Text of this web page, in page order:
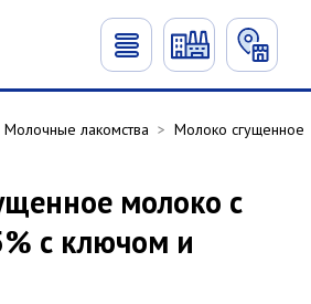
Молочные лакомства > Молоко сгущенное
молоко с
с ключом и